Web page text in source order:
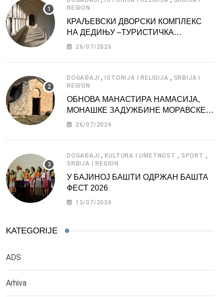
REGION
КРАЉЕВСКИ ДВОРСКИ КОМПЛЕКС
НА ДЕДИЊУ –ТУРИСТИЧКА
АТРАКЦИЈА
26/07/2026
DOGAĐAJI , ISTORIJA I RELIGIJA , SRBIJA I
REGION
ОБНОВА МАНАСТИРА НАМАСИЈА,
МОНАШКЕ ЗАДУЖБИНЕ МОРАВСКЕ
СРБИЈЕ
26/07/2026
DOGAĐAJI ,KULTURA I UMETNOST , SPORT ,
SRBIJA I REGION
У БАЈИНОЈ БАШТИ ОДРЖАН БАШТА
ФЕСТ 2026
13/07/2026
KATEGORIJE
ADS
Arhiva